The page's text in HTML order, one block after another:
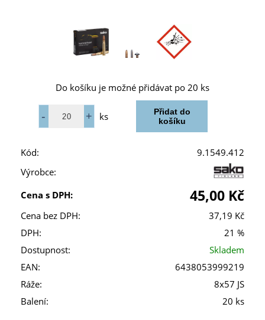
Do košíku je možné přidávat po 20 ks
ks
Kód:
9.1549.412
Výrobce:
Cena s DPH:
45,00 Kč
Cena bez DPH:
37,19 Kč
DPH:
21 %
Dostupnost:
Skladem
EAN:
6438053999219
Ráže:
8x57 JS
Balení:
20 ks